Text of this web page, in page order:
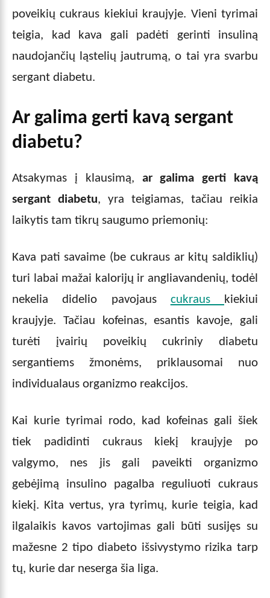
poveikių cukraus kiekiui kraujyje. Vieni tyrimai
teigia, kad kava gali padėti gerinti insuliną
naudojančių ląstelių jautrumą, o tai yra svarbu
sergant diabetu.
Ar galima gerti kavą sergant
diabetu?
Atsakymas į klausimą, ar galima gerti kavą
sergant diabetu, yra teigiamas, tačiau reikia
laikytis tam tikrų saugumo priemonių:
Kava pati savaime (be cukraus ar kitų saldiklių)
turi labai mažai kalorijų ir angliavandenių, todėl
nekelia didelio pavojaus cukraus
kiekiui
kraujyje. Tačiau kofeinas, esantis kavoje, gali
turėti įvairių poveikių cukriniy diabetu
sergantiems žmonėms, priklausomai nuo
individualaus organizmo reakcijos.
Kai kurie tyrimai rodo, kad kofeinas gali šiek
tiek padidinti cukraus kiekį kraujyje po
valgymo, nes jis gali paveikti organizmo
gebėjimą insulino pagalba reguliuoti cukraus
kiekį. Kita vertus, yra tyrimų, kurie teigia, kad
ilgalaikis kavos vartojimas gali būti susijęs su
mažesne 2 tipo diabeto išsivystymo rizika tarp
tų, kurie dar neserga šia liga.